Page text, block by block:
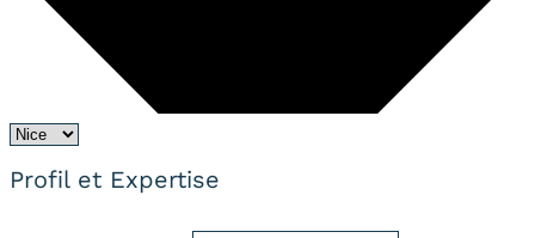
Profil et Expertise